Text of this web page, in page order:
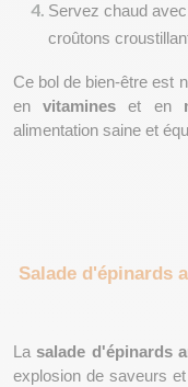
Servez chaud
croûtons
Ce bol de bien-être est
en vitamines et en
alimentation saine et
Salade d'épinards
La salade d'épinards